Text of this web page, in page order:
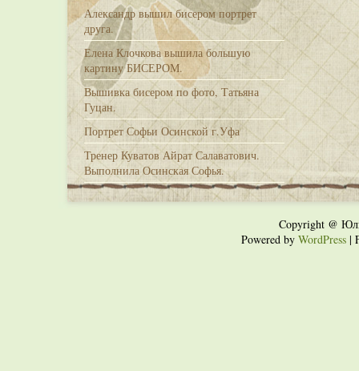
Александр вышил бисером портрет
друга.
Елена Клочкова вышила большую
картину БИСЕРОМ.
Вышивка бисером по фото, Татьяна
Гуцан.
Портрет Софьи Осинской г.Уфа
Тренер Куватов Айрат Салаватович.
Выполнила Осинская Софья.
Copyright @
Powered by WordPress |